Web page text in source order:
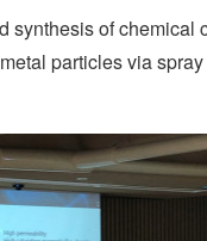
synthesis of chemical
particles via